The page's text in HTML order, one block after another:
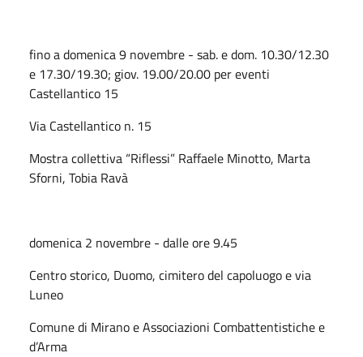
fino a domenica 9 novembre - sab. e dom. 10.30/12.30
e 17.30/19.30; giov. 19.00/20.00 per eventi
Castellantico 15
Via Castellantico n. 15
Mostra collettiva “Riflessi” Raffaele Minotto, Marta
Sforni, Tobia Ravà
domenica 2 novembre - dalle ore 9.45
Centro storico, Duomo, cimitero del capoluogo e via
Luneo
Comune di Mirano e Associazioni Combattentistiche e
d’Arma